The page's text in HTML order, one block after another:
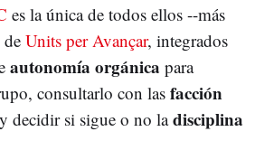
es la única de todos ellos --más
Units per Avançar, integrados
autonomía orgánica para
consultarlo con las facción
y decidir si sigue o no ladisciplina